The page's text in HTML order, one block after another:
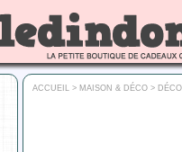
ACCUEIL > MAISON & DÉCO >